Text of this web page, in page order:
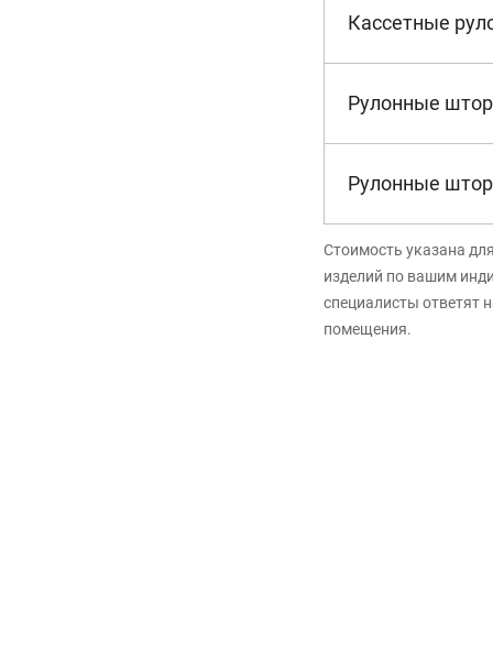
Кассетные
Рулонные
Рулонные
Стоимость указана
изделий по вашим
специалисты ответят
помещения.